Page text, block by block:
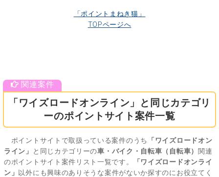
「ポイントまねき猫」
TOPページへ
「ワイズロードオンライン」と同じカテゴリ
ーのポイントサイト案件一覧
ポイントサイトで取扱っている案件のうち
「ワイズロードオン
ライン」
と同じカテゴリーの車・バイク・自転車（自転車） 関連
のポイントサイト案件リスト一覧です。
「ワイズロードオンライ
ン」 以外にも興味のありそうな案件がないか探すのにお役立てく